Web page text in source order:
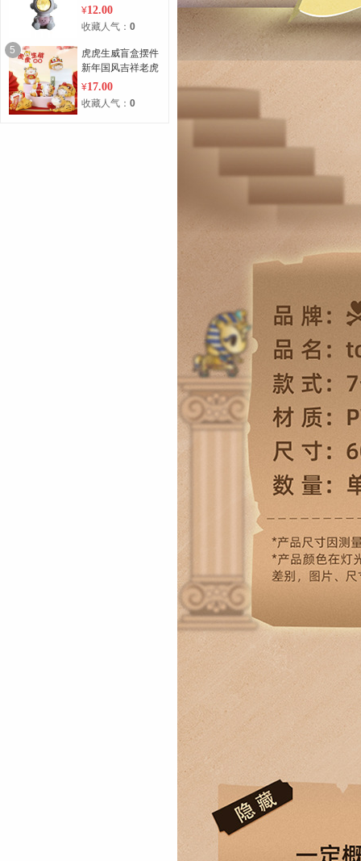
¥12.00
收藏人气： 0
5
虎虎生威盲盒摆件
新年国风吉祥老虎
¥17.00
收藏人气： 0